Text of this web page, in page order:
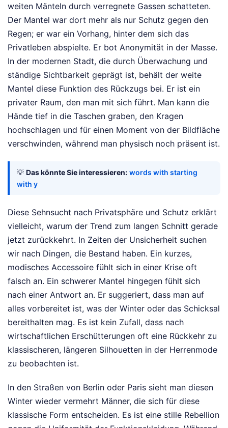
weiten Mänteln durch verregnete Gassen schatteten.
Der Mantel war dort mehr als nur Schutz gegen den
Regen; er war ein Vorhang, hinter dem sich das
Privatleben abspielte. Er bot Anonymität in der Masse.
In der modernen Stadt, die durch Überwachung und
ständige Sichtbarkeit geprägt ist, behält der weite
Mantel diese Funktion des Rückzugs bei. Er ist ein
privater Raum, den man mit sich führt. Man kann die
Hände tief in die Taschen graben, den Kragen
hochschlagen und für einen Moment von der Bildfläche
verschwinden, während man physisch noch präsent ist.
💡 Das könnte Sie interessieren: words with starting
with y
Diese Sehnsucht nach Privatsphäre und Schutz erklärt
vielleicht, warum der Trend zum langen Schnitt gerade
jetzt zurückkehrt. In Zeiten der Unsicherheit suchen
wir nach Dingen, die Bestand haben. Ein kurzes,
modisches Accessoire fühlt sich in einer Krise oft
falsch an. Ein schwerer Mantel hingegen fühlt sich
nach einer Antwort an. Er suggeriert, dass man auf
alles vorbereitet ist, was der Winter oder das Schicksal
bereithalten mag. Es ist kein Zufall, dass nach
wirtschaftlichen Erschütterungen oft eine Rückkehr zu
klassischeren, längeren Silhouetten in der Herrenmode
zu beobachten ist.
In den Straßen von Berlin oder Paris sieht man diesen
Winter wieder vermehrt Männer, die sich für diese
klassische Form entscheiden. Es ist eine stille Rebellion